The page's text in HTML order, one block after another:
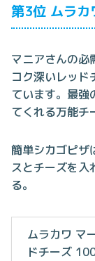
第3位 ムラ
マニアさんの必
コク深いレッド
ています。最強
てくれる万能チ
簡単シカゴピザ
スとチーズを入
る。
ムラカワ マ
ドチーズ